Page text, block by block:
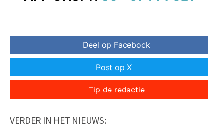
Deel op Facebook
Post op X
Tip de redactie
VERDER IN HET NIEUWS: